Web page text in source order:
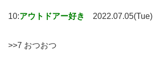
10:アウトドアー好き 2022.07.05(Tue)
>>7 おつおつ